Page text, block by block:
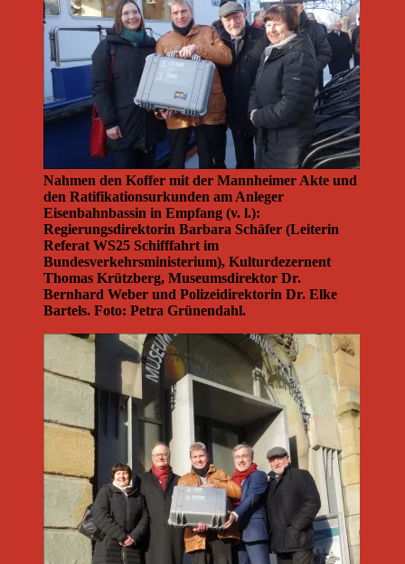
Nahmen den Koffer mit der Mannheimer Akte und
den Ratifikationsurkunden am Anleger
Eisenbahnbassin in Empfang (v. l.):
Regierungsdirektorin Barbara Schäfer (Leiterin
Referat WS25 Schifffahrt im
Bundesverkehrsministerium), Kulturdezernent
Thomas Krützberg, Museumsdirektor Dr.
Bernhard Weber und Polizeidirektorin Dr. Elke
Bartels. Foto: Petra Grünendahl.